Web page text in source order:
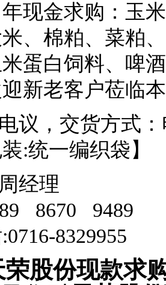
现金求购：玉
、棉粕、菜粕
蛋白饲料、啤
新老客户莅临
议，交货方式
:统一编织袋】
经理
8670 9489
8329955
荣股份现款求